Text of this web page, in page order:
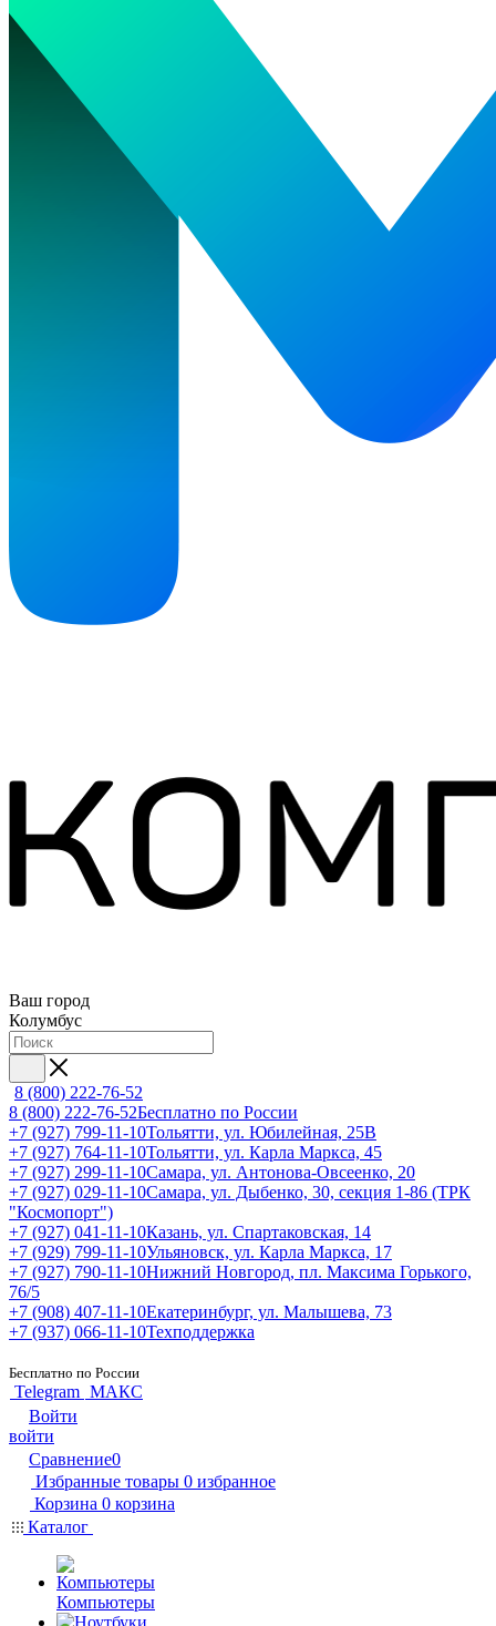
Ваш город
Колумбус
8 (800) 222-76-52
8 (800) 222-76-52Бесплатно по России
+7 (927) 799-11-10Тольятти, ул. Юбилейная, 25В
+7 (927) 764-11-10Тольятти, ул. Карла Маркса, 45
+7 (927) 299-11-10Самара, ул. Антонова-Овсеенко, 20
+7 (927) 029-11-10Самара, ул. Дыбенко, 30, секция 1-86 (ТРК
"Космопорт")
+7 (927) 041-11-10Казань, ул. Спартаковская, 14
+7 (929) 799-11-10Ульяновск, ул. Карла Маркса, 17
+7 (927) 790-11-10Нижний Новгород, пл. Максима Горького,
76/5
+7 (908) 407-11-10Екатеринбург, ул. Малышева, 73
+7 (937) 066-11-10Техподдержка
Бесплатно по России
Telegram МАКС
Войти
войти
Сравнение0
Избранные товары 0 избранное
Корзина 0 корзина
Каталог
Компьютеры